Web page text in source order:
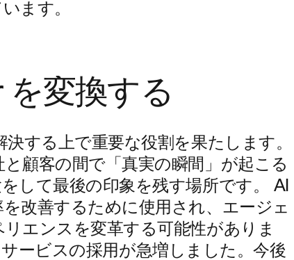
ます。
を変換する
する上で重要な役割を果たします。
顧客の間で「真実の瞬間」が起こる
して最後の印象を残す場所です。 AI
改善するために使用され、エージェ
エンスを変革する可能性がありま
ービスの採用が急増しました。今後